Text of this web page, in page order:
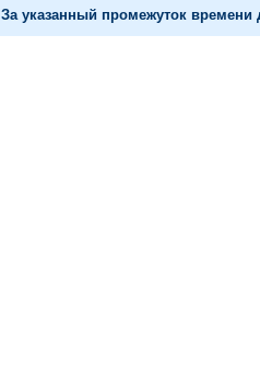
За указанный промежуток времени